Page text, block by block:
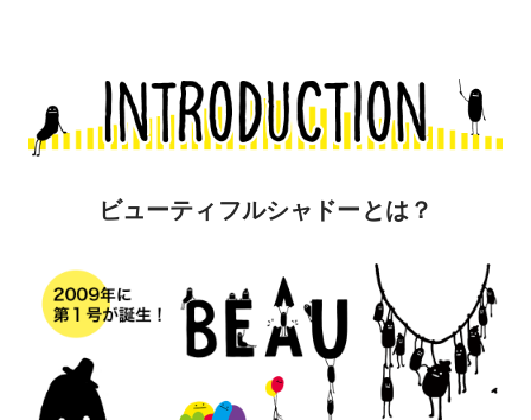
ビューティフルシャドーとは？